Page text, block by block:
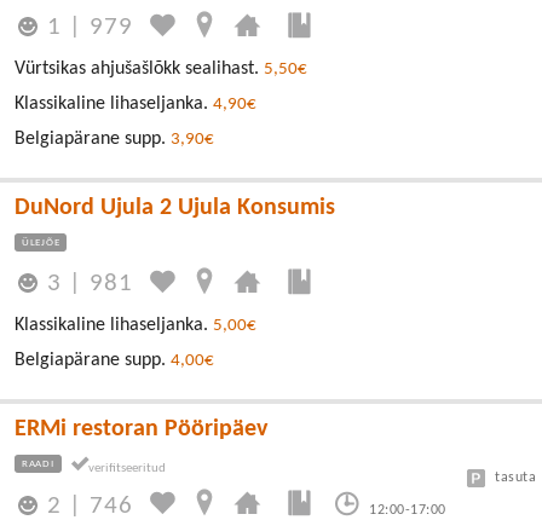
1 979
Vürtsikas ahjušašlõkk sealihast. 5,50€
Klassikaline lihaseljanka. 4,90€
Belgiapärane supp. 3,90€
DuNord Ujula 2 Ujula Konsumis
ÜLEJÕE
3 981
Klassikaline lihaseljanka. 5,00€
Belgiapärane supp. 4,00€
ERMi restoran Pööripäev
RAADI
2 746 12:00-17:00
tasuta